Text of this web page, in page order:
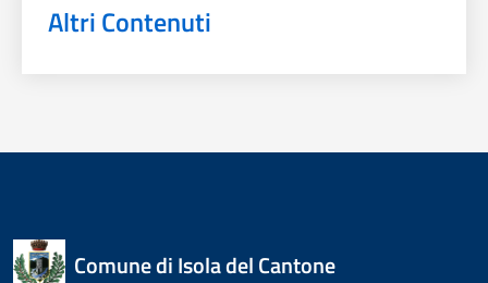
Altri Contenuti
Comune di Isola del Cantone